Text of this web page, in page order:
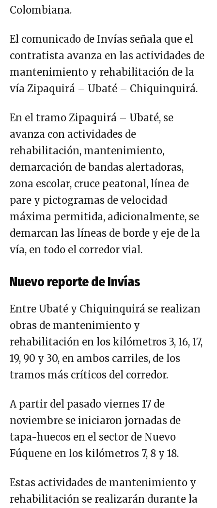
Colombiana.
El comunicado de Invías señala que el
contratista avanza en las actividades de
mantenimiento y rehabilitación de la
vía Zipaquirá – Ubaté – Chiquinquirá.
En el tramo Zipaquirá – Ubaté, se
avanza con actividades de
rehabilitación, mantenimiento,
demarcación de bandas alertadoras,
zona escolar, cruce peatonal, línea de
pare y pictogramas de velocidad
máxima permitida, adicionalmente, se
demarcan las líneas de borde y eje de la
vía, en todo el corredor vial.
Nuevo reporte de Invías
Entre Ubaté y Chiquinquirá se realizan
obras de mantenimiento y
rehabilitación en los kilómetros 3, 16, 17,
19, 90 y 30, en ambos carriles, de los
tramos más críticos del corredor.
A partir del pasado viernes 17 de
noviembre se iniciaron jornadas de
tapa-huecos en el sector de Nuevo
Fúquene en los kilómetros 7, 8 y 18.
Estas actividades de mantenimiento y
rehabilitación se realizarán durante la